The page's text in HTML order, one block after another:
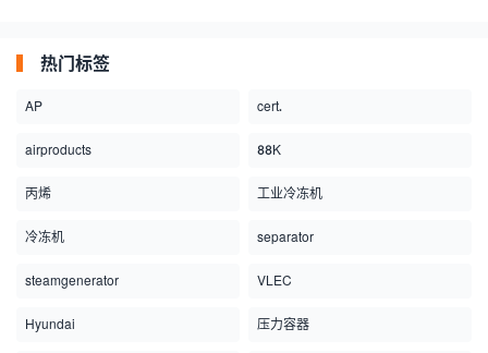
热门标签
AP cert.
airproducts 88K
丙烯 工业冷冻机
冷冻机 separator
steamgenerator VLEC
Hyundai 压力容器